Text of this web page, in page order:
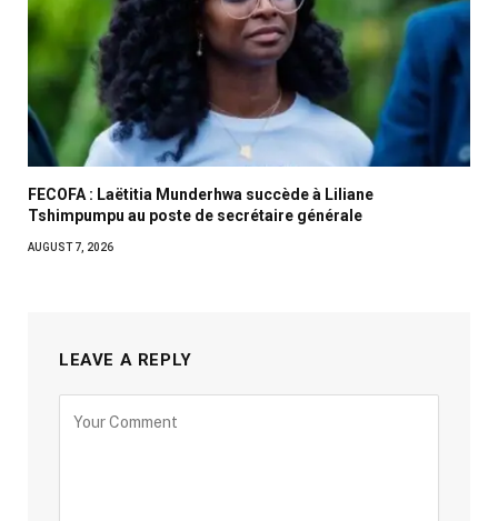
FECOFA : Laëtitia Munderhwa succède à Liliane
Tshimpumpu au poste de secrétaire générale
AUGUST 7, 2026
LEAVE A REPLY